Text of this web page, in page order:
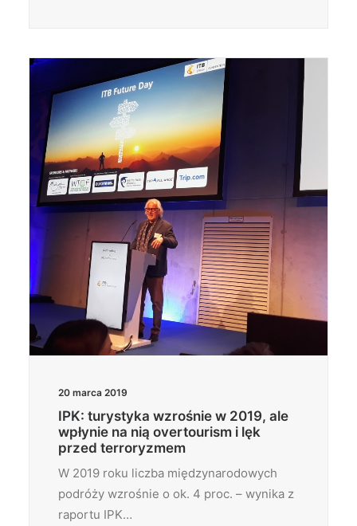
20 marca 2019
IPK: turystyka wzrośnie w 2019, ale
wpłynie na nią overtourism i lęk
przed terroryzmem
W 2019 roku liczba międzynarodowych
podróży wzrośnie o ok. 4 proc. – wynika z
raportu IPK…